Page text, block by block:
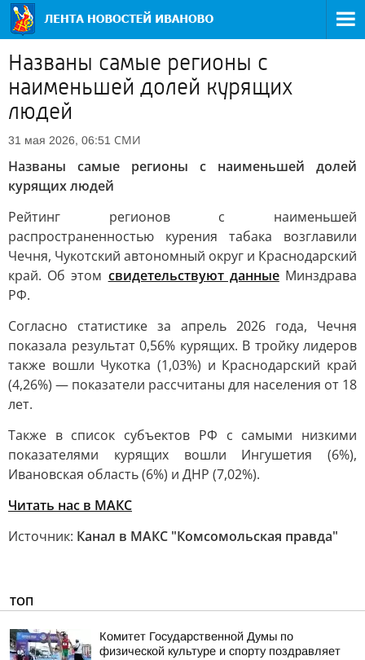
Названы самые регионы с
наименьшей долей курящих
людей
31 мая 2026, 06:51 СМИ
Названы самые регионы с наименьшей долей
курящих людей
Рейтинг регионов с наименьшей
распространенностью курения табака возглавили
Чечня, Чукотский автономный округ и Краснодарский
край. Об этом свидетельствуют данныеМинздрава
РФ.
Согласно статистике за апрель 2026 года, Чечня
показала результат 0,56% курящих. В тройку лидеров
также вошли Чукотка (1,03%) и Краснодарский край
(4,26%) — показатели рассчитаны для населения от 18
лет.
Также в список субъектов РФ с самыми низкими
показателями курящих вошли Ингушетия (6%),
Ивановская область (6%) и ДНР (7,02%).
Читать нас в МАКС
Источник: Канал в МАКС "Комсомольская правда"
ТОП
Комитет Государственной Думы по
физической культуре и спорту поздравляет